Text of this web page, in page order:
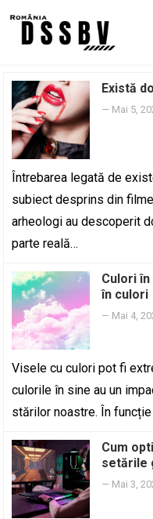
Există
— Mai 5,
Întrebarea legată de
subiect desprins din
arheologi au descoperit
parte reală…
Culori
în culori
— Mai 4,
Visele cu culori pot fi
culorile în sine au un
stărilor noastre. În
Cum
setările
— Mai 3,